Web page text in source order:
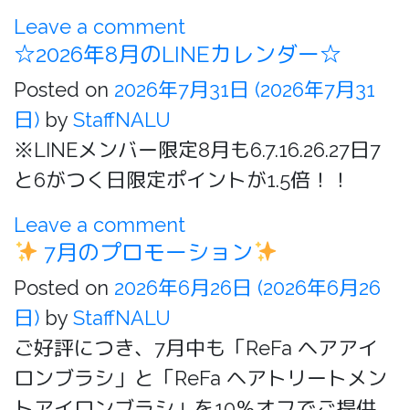
Leave a comment
☆2026年8月のLINEカレンダー☆
Posted on 2026年7月31日 (2026年7月31
日) by StaffNALU
※LINEメンバー限定8月も6.7.16.26.27日7
と6がつく日限定ポイントが1.5倍！！
Leave a comment
7月のプロモーション
Posted on 2026年6月26日 (2026年6月26
日) by StaffNALU
ご好評につき、7月中も「ReFa ヘアアイ
ロンブラシ」と「ReFa ヘアトリートメン